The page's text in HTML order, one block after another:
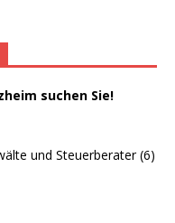
suchen Sie!
und Steuerberater (6)